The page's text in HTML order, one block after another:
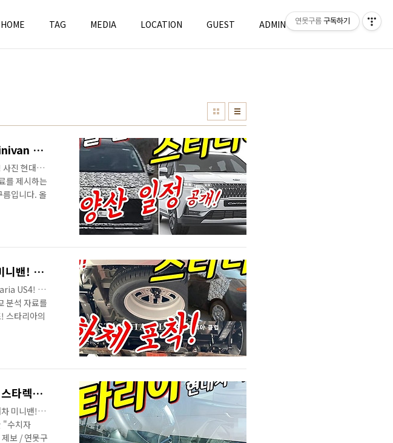
HOME TAG MEDIA LOCATION GUEST ADMIN WRITE
카니발 잡을 스타리아 양산 일정 최초 공개! 곧 출시된다! minivan Staria US4!
진 현대자
를 제시하는
입니다. 올
된다는 소
에서 양산 일
확실하게 알아볼 수 있는 스타리아 하체! 새로운 주행영상! 미니밴! 스타렉스 후속 minivan Staria US4!
US4! 사
분석 자료를
스타리아의
에 대한
소식을 알
11부! 최초로 포착된 스타리아 운전자 공간! D컷 스티어링? 스타렉스 후속! 현대차 미니밴! minivan Staria US4!
미니밴!
"수치자
보 / 연못구
연못구름 구독하기